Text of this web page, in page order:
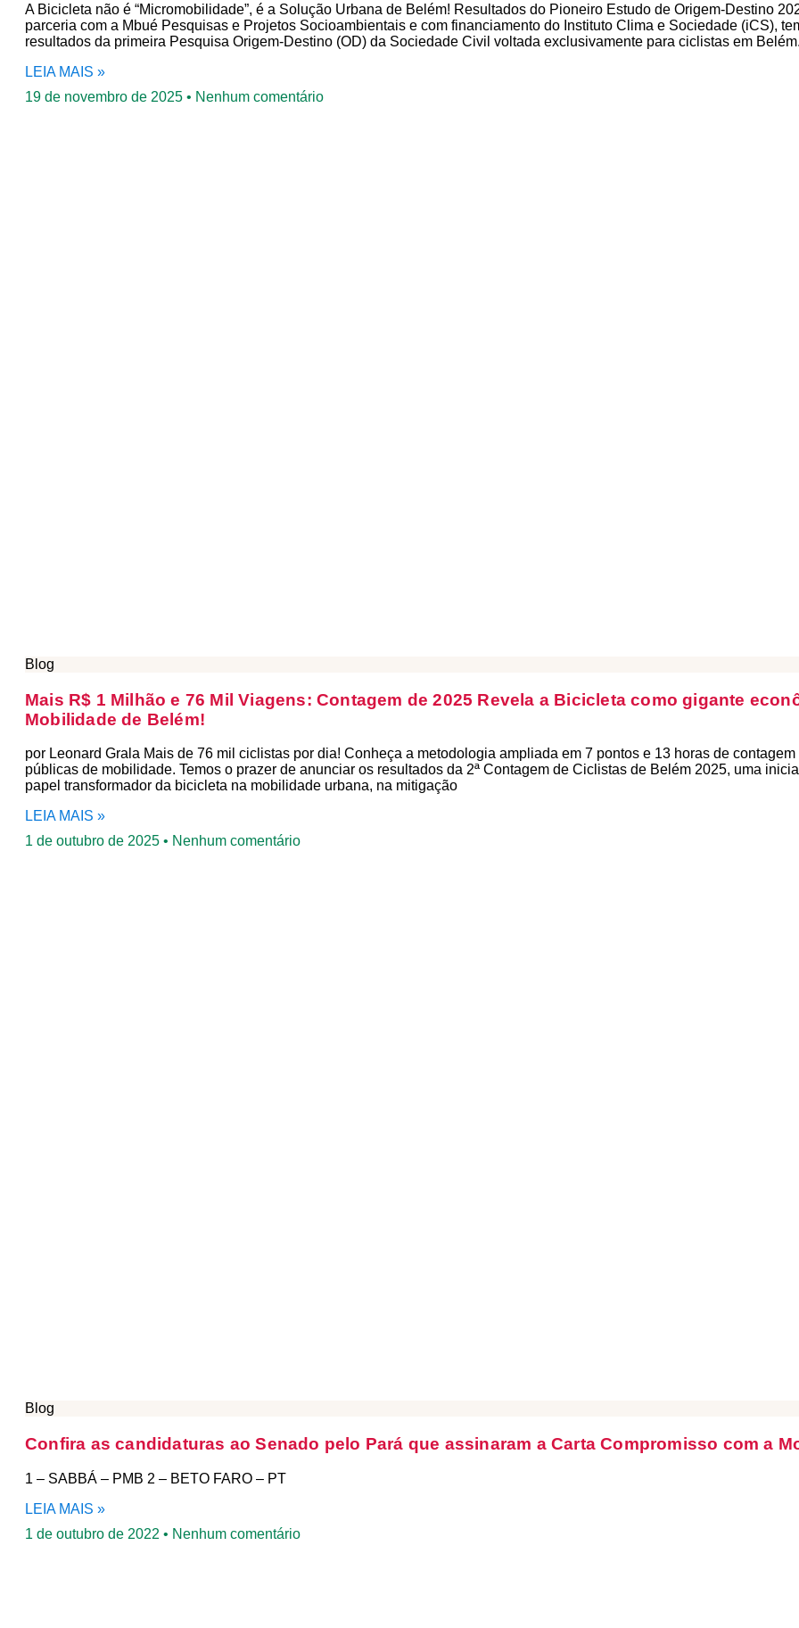
A Bicicleta não é “Micromobilidade”, é a Solução Urbana de Belém! Resultados do Pioneiro Estudo de Origem-Destino
parceria com a Mbué Pesquisas e Projetos Socioambientais e com financiamento do Instituto Clima e Sociedade (iCS),
resultados da primeira Pesquisa Origem-Destino (OD) da Sociedade Civil voltada exclusivamente para ciclistas em
LEIA MAIS »
19 de novembro de 2025
Nenhum comentário
Blog
Mais R$ 1 Milhão e 76 Mil Viagens: Contagem de 2025 Revela a Bicicleta como gigante
Mobilidade de Belém!
por Leonard Grala Mais de 76 mil ciclistas por dia! Conheça a metodologia ampliada em 7 pontos e 13 horas de
públicas de mobilidade. Temos o prazer de anunciar os resultados da 2ª Contagem de Ciclistas de Belém 2025, uma
papel transformador da bicicleta na mobilidade urbana, na mitigação
LEIA MAIS »
1 de outubro de 2025
Nenhum comentário
Blog
Confira as candidaturas ao Senado pelo Pará que assinaram a Carta Compromisso com a
1 – SABBÁ – PMB 2 – BETO FARO – PT
LEIA MAIS »
1 de outubro de 2022
Nenhum comentário